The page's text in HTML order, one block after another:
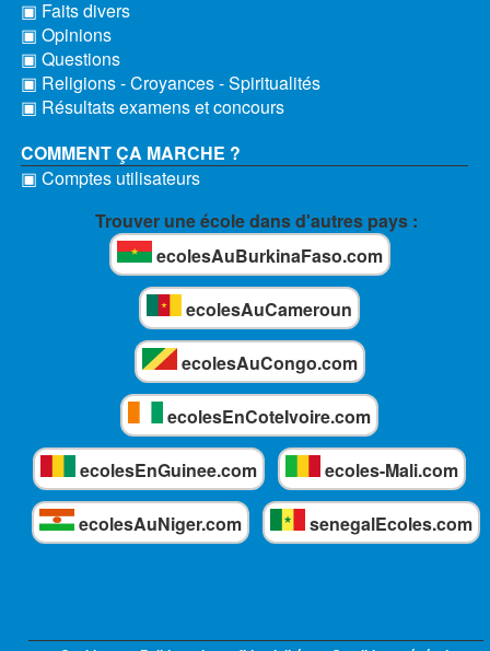
▣ Faits divers
▣ Opinions
▣ Questions
▣ Religions - Croyances - Spiritualités
▣ Résultats examens et concours
COMMENT ÇA MARCHE ?
▣ Comptes utilisateurs
Trouver une école dans d'autres pays :
ecolesAuBurkinaFaso.com
ecolesAuCameroun
ecolesAuCongo.com
ecolesEnCoteIvoire.com
ecolesEnGuinee.com ecoles-Mali.com
ecolesAuNiger.com senegalEcoles.com